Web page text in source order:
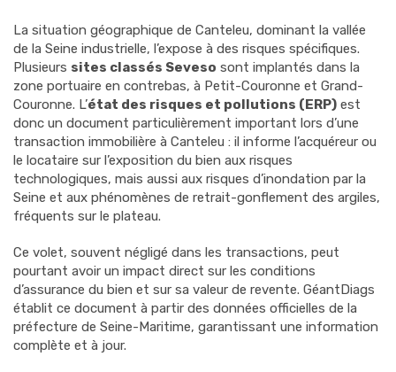
La situation géographique de Canteleu, dominant la vallée
de la Seine industrielle, l’expose à des risques spécifiques.
Plusieurs sites classés Seveso sont implantés dans la
zone portuaire en contrebas, à Petit-Couronne et Grand-
Couronne. L’état des risques et pollutions (ERP) est
donc un document particulièrement important lors d’une
transaction immobilière à Canteleu : il informe l’acquéreur ou
le locataire sur l’exposition du bien aux risques
technologiques, mais aussi aux risques d’inondation par la
Seine et aux phénomènes de retrait-gonflement des argiles,
fréquents sur le plateau.
Ce volet, souvent négligé dans les transactions, peut
pourtant avoir un impact direct sur les conditions
d’assurance du bien et sur sa valeur de revente. GéantDiags
établit ce document à partir des données officielles de la
préfecture de Seine-Maritime, garantissant une information
complète et à jour.